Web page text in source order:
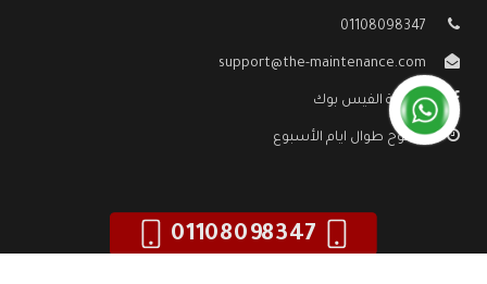
01108098347
support@the-maintenance.com
صفحة الفيس بوك
مفتوح طوال ايام الأسبوع
01108098347